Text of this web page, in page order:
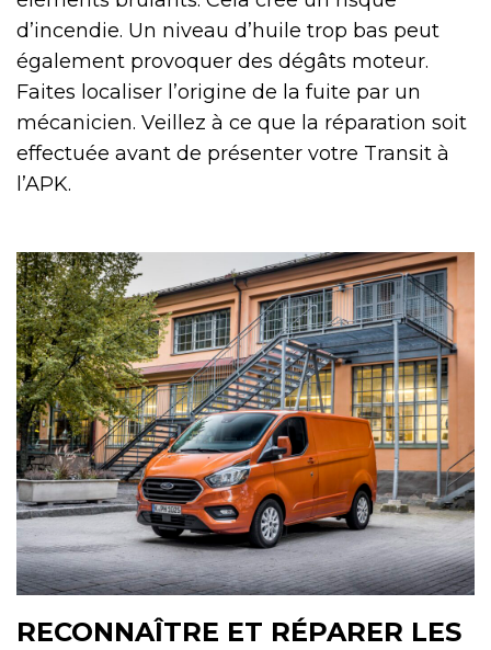
d’incendie. Un niveau d’huile trop bas peut
également provoquer des dégâts moteur.
Faites localiser l’origine de la fuite par un
mécanicien. Veillez à ce que la réparation soit
effectuée avant de présenter votre Transit à
l’APK.
RECONNAÎTRE ET RÉPARER LES